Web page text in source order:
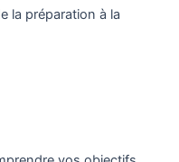
la préparation à la